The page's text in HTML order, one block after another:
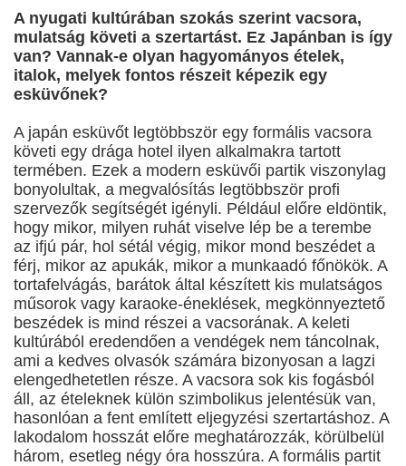
A nyugati kultúrában szokás szerint vacsora,
mulatság követi a szertartást. Ez Japánban is így
van? Vannak-e olyan hagyományos ételek,
italok, melyek fontos részeit képezik egy
esküvőnek?
A japán esküvőt legtöbbször egy formális vacsora
követi egy drága hotel ilyen alkalmakra tartott
termében. Ezek a modern esküvői partik viszonylag
bonyolultak, a megvalósítás legtöbbször profi
szervezők segítségét igényli. Például előre eldöntik,
hogy mikor, milyen ruhát viselve lép be a terembe
az ifjú pár, hol sétál végig, mikor mond beszédet a
férj, mikor az apukák, mikor a munkaadó főnökök. A
tortafelvágás, barátok által készített kis mulatságos
műsorok vagy karaoke-éneklések, megkönnyeztető
beszédek is mind részei a vacsorának. A keleti
kultúrából eredendően a vendégek nem táncolnak,
ami a kedves olvasók számára bizonyosan a lagzi
elengedhetetlen része. A vacsora sok kis fogásból
áll, az ételeknek külön szimbolikus jelentésük van,
hasonlóan a fent említett eljegyzési szertartáshoz. A
lakodalom hosszát előre meghatározzák, körülbelül
három, esetleg négy óra hosszúra. A formális partit